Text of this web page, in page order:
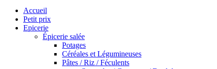
Accueil
Petit prix
Epicerie
Épicerie salée
Potages
Céréales et Légumineuses
Pâtes / Riz / Féculents